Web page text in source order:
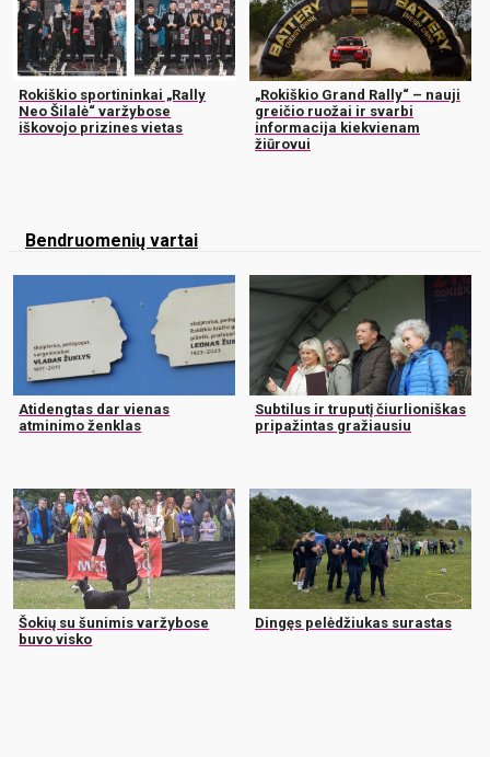
Rokiškio sportininkai „Rally
Neo Šilalė“ varžybose
iškovojo prizines vietas
„Rokiškio Grand Rally“ – nauji
greičio ruožai ir svarbi
informacija kiekvienam
žiūrovui
Bendruomenių vartai
Atidengtas dar vienas
atminimo ženklas
Subtilus ir truputį čiurlioniškas
pripažintas gražiausiu
Šokių su šunimis varžybose
buvo visko
Dingęs pelėdžiukas surastas